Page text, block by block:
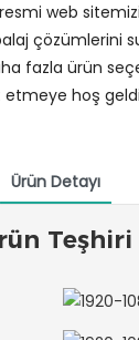
web
çözümlerini
fazla ürün
hoş
Ürün Detayı
Teşhiri